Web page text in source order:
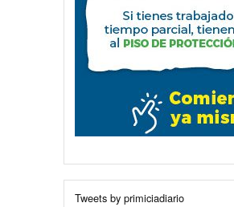
Tweets by primiciadiario